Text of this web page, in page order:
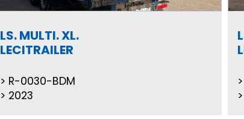
LS. MULTI. XL.
LECITRAILER
R-0030-BDM
2023